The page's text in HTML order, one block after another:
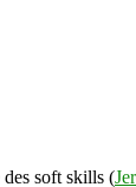
soft skills (